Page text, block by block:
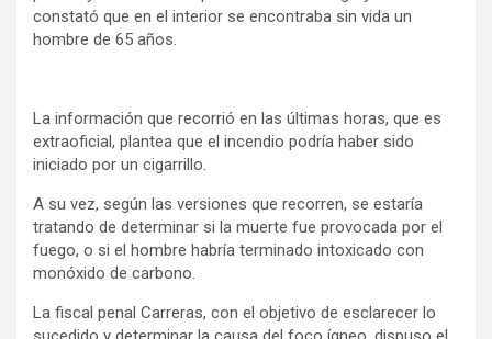
constató que en el interior se encontraba sin vida un
hombre de 65 años.
La información que recorrió en las últimas horas, que es
extraoficial, plantea que el incendio podría haber sido
iniciado por un cigarrillo.
A su vez, según las versiones que recorren, se estaría
tratando de determinar si la muerte fue provocada por el
fuego, o si el hombre habría terminado intoxicado con
monóxido de carbono.
La fiscal penal Carreras, con el objetivo de esclarecer lo